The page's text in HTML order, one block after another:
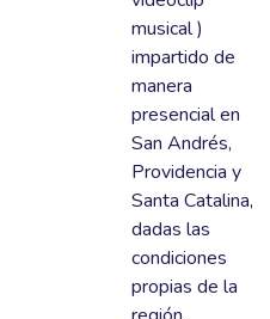
musical )
impartido de
manera
presencial en
San Andrés,
Providencia y
Santa Catalina,
dadas las
condiciones
propias de la